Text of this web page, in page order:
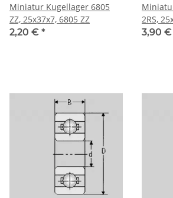
Miniatur Kugellager 6805
ZZ, 25x37x7, 6805 ZZ
2,20 € *
2RS,
3,90 €